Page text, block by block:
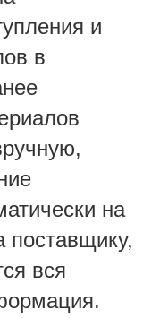
и
в
на
поставщику,
вся